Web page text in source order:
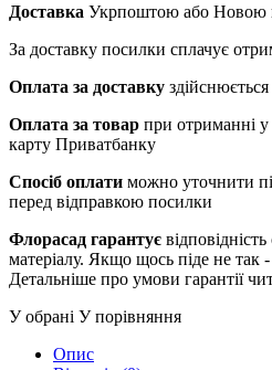
Доставка Укрпоштою або Новою
За доставку посилки сплачує
Оплата за доставку здійснюється
Оплата за товар при отриманні у
карту Приватбанку
Спосіб оплати можно уточнити
перед відправкою посилки
Флорасад гарантує
матеріалу. Якщо щось піде не так
Детальніше про умови гарантії
У обрані У порівняння
Опис